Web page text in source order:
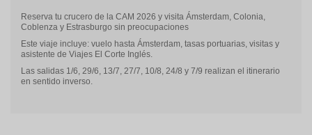
Reserva tu crucero de la CAM 2026 y visita Ámsterdam, Colonia,
Coblenza y Estrasburgo sin preocupaciones
Este viaje incluye: vuelo hasta Ámsterdam, tasas portuarias, visitas y
asistente de Viajes El Corte Inglés.
Las salidas 1/6, 29/6, 13/7, 27/7, 10/8, 24/8 y 7/9 realizan el itinerario
en sentido inverso.